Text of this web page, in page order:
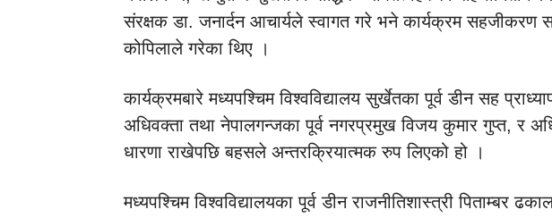
संरक्षक डा. जनार्दन आचार्यले स्वागत गरे भने कार्यक्रम सहजीकरण
कोपिलाले गरेका थिए ।
कार्यक्रमबारे मध्यपश्चिम विश्वविद्यालय सुर्खेतका पूर्व डीन सह
अधिवक्ता तथा नेपालगन्जका पूर्व नगरप्रमुख विजय कुमार गुप्त, र
धारणा राखेपछि बहसले अन्तरक्रियात्मक रुप लिएको हो ।
मध्यपश्चिम विश्वविद्यालयका पूर्व डीन राजनीतिशास्त्री पिताम्बर